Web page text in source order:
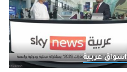
اسواق عربية